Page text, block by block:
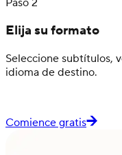
Elija su formato
Seleccione subtítulos,
idioma de destino.
Comience gratis